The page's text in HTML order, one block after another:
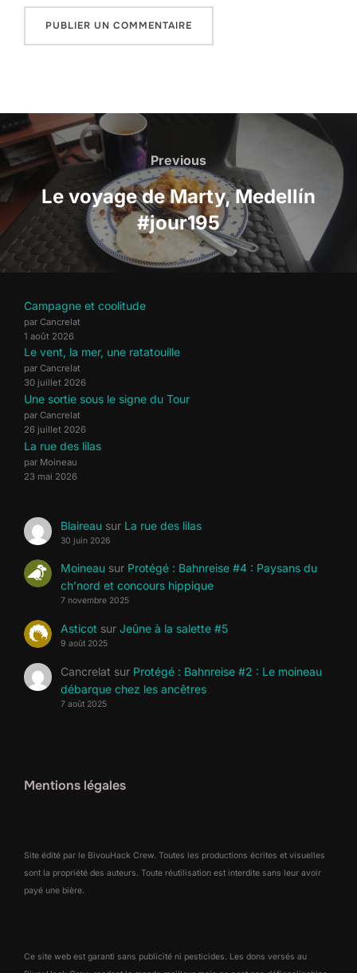
Navigation
de
l’article
Previous
Previous
Le voyage de Marty, Medellín
#jour195
Campagne et coolitude
par Cancrelat
1 août 2026
Le vent, la mer, une ratatouille
par Cancrelat
30 juillet 2026
Une sortie sous le signe du Tour
par Cancrelat
26 juillet 2026
La rue des lilas
par Moineau
23 mai 2026
Blaireausur La rue des lilas
30 juin 2026
Moineausur Protégé : Bahnreise #4 : Paysans du
ch’nord et concours hippique
7 novembre 2025
Asticot sur Jeûne à la salette #5
9 août 2025
Cancrelat sur Protégé : Bahnreise #2 : Le moineau
débarque chez les ancêtres
7 août 2025
Mentions légales
Site édité par le BivouHack Crew. Toutes les productions écrites et visuelles
sont la propriété des auteurs. Toute réutilisation est interdite sans leur avoir
payé une bière.
Ce site web est garanti sans publicité ni pesticides. Les dons versés au